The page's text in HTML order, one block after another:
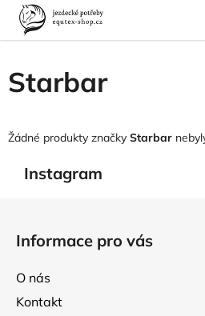
Přejít
obsah
Domů
Prodávané značky
Starbar
Žádné produkty značky Starbar
Instagram
Informace pro vás
O nás
Kontakt